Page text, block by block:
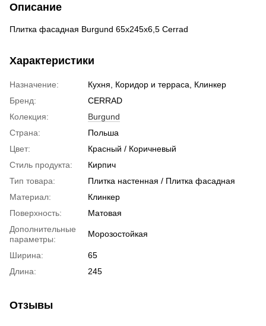
Описание
Плитка фасадная Burgund 65x245x6,5 Cerrad
Характеристики
Назначение:
Кухня, Коридор и терраса, Клинкер
Бренд:
CERRAD
Колекция:
Burgund
Страна:
Польша
Цвет:
Красный / Коричневый
Стиль продукта:
Кирпич
Тип товара:
Плитка настенная / Плитка фасадная
Материал:
Клинкер
Поверхность:
Матовая
Дополнительные
параметры:
Морозостойкая
Ширина:
65
Длина:
245
Отзывы